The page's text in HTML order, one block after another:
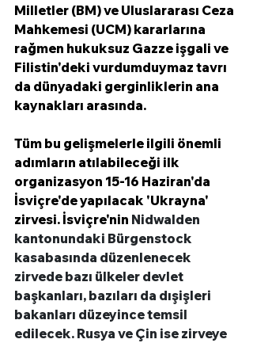
Milletler (BM) ve Uluslararası Ceza
Mahkemesi (UCM) kararlarına
rağmen hukuksuz Gazze işgali ve
Filistin'deki vurdumduymaz tavrı
da dünyadaki gerginliklerin ana
kaynakları arasında.
Tüm bu gelişmelerle ilgili önemli
adımların atılabileceği ilk
organizasyon 15-16 Haziran'da
İsviçre'de yapılacak 'Ukrayna'
zirvesi. İsviçre'nin Nidwalden
kantonundaki Bürgenstock
kasabasında düzenlenecek
zirvede bazı ülkeler devlet
başkanları, bazıları da dışişleri
bakanları düzeyince temsil
edilecek. Rusya ve Çin ise zirveye